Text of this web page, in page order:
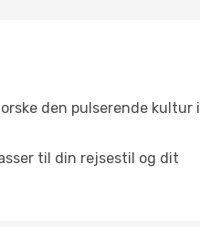
den pulserende kultur i
til din rejsestil og dit